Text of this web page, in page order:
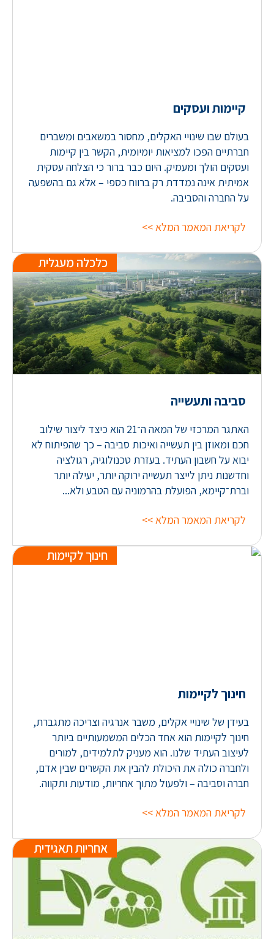
קיימות ועסקים
בעולם שבו שינויי האקלים, מחסור במשאבים ומשברים
חברתיים הפכו למציאות יומיומית, הקשר בין קיימות
ועסקים הולך ומעמיק. היום כבר ברור כי הצלחה עסקית
אמיתית אינה נמדדת רק ברווח כספי – אלא גם בהשפעה
על החברה והסביבה.
לקריאת המאמר המלא >>
סביבה ותעשייה
כלכלה מעגלית
האתגר המרכזי של המאה ה־21 הוא כיצד ליצור שילוב
חכם ומאוזן בין תעשייה ואיכות סביבה – כך שהפיתוח לא
יבוא על חשבון העתיד. בעזרת טכנולוגיה, רגולציה
וחדשנות ניתן לייצר תעשייה ירוקה יותר, יעילה יותר
וברת־קיימא, הפועלת בהרמוניה עם הטבע ולא...
לקריאת המאמר המלא >>
חינוך לקיימות
חינוך לקיימות
בעידן של שינויי אקלים, משבר אנרגיה וצריכה מתגברת,
חינוך לקיימות הוא אחד הכלים המשמעותיים ביותר
לעיצוב העתיד שלנו. הוא מעניק לתלמידים, למורים
ולחברה כולה את היכולת להבין את הקשרים שבין אדם,
חברה וסביבה – ולפעול מתוך אחריות, מודעות ותקווה.
לקריאת המאמר המלא >>
אחריות תאגידית